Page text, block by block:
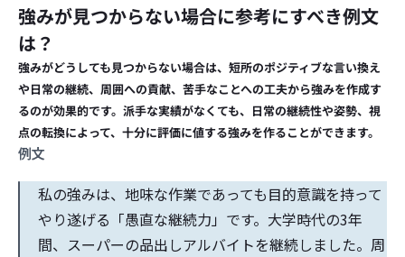
強みが見つからない場合に参考にすべき例文
は？
強みがどうしても見つからない場合は、短所のポジティブな言い換え
や日常の継続、周囲への貢献、苦手なことへの工夫から強みを作成す
るのが効果的です。派手な実績がなくても、日常の継続性や姿勢、視
点の転換によって、十分に評価に値する強みを作ることができます。
例文
私の強みは、地味な作業であっても目的意識を持って
やり遂げる「愚直な継続力」です。大学時代の3年
間、スーパーの品出しアルバイトを継続しました。周